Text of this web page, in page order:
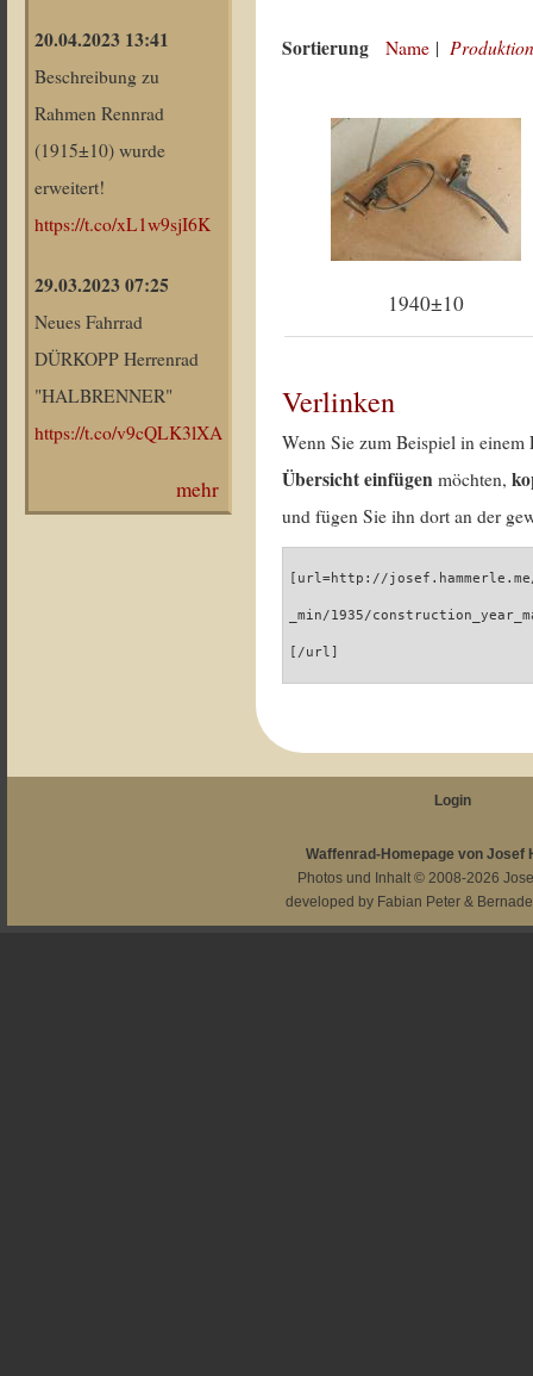
20.04.2023 13:41
Beschreibung zu
Rahmen Rennrad
(1915±10) wurde
erweitert!
https://t.co/xL1w9sjI6K
29.03.2023 07:25
Neues Fahrrad
DÜRKOPP Herrenrad
"HALBRENNER"
https://t.co/v9cQLK3lXA
mehr
Sortierung Name |
1940±10
Verlinken
Wenn Sie zum Beispiel in
Übersicht einfügen möchten,
und fügen Sie ihn dort an der
[url=http://
_min/1935/
[/url]
Login
Waffenrad-Homepage von Josef
Photos und Inhalt © 2008-2026
developed by Fabian Peter &